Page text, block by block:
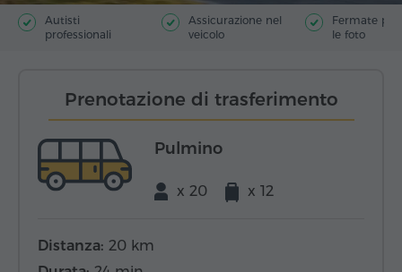
Autisti
professionali
Assicurazione nel
veicolo
Fermate
le foto
Prenotazione di trasferimento
Pulmino
x 20 x 12
Distanza: 20 km